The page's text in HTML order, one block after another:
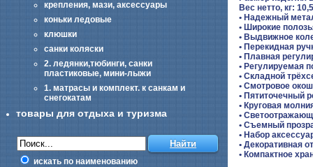
крепления, мази, аксессуары
коньки ледовые
клюшки
санки коляски
2. ледянки,тюбинги, санки
пластиковые, мини-лыжи
1. матрасы и комплект. к санкам и
снегокатам
товары для отдыха и туризма
искать по наименованию
Вес нетто, кг: 10,5
• Надежный
• Широкие
• Выдвижное
• Перекидная
• Плавная
• Регулируемая
• Складной
• Смотровое
• Пятиточечный
• Круговая
•
• Съемный
• Набор
• Декоративная
• Компактное